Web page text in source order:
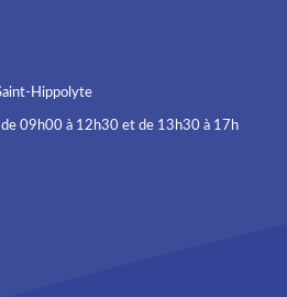
Hippolyte
de 09h00 à 12h30 et de 13h30 à 17h